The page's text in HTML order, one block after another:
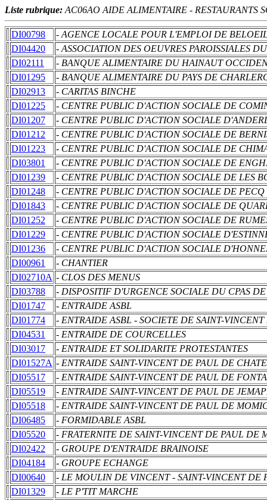
Liste rubrique: AC06AO AIDE ALIMENTAIRE - RESTAURANTS
DI00798
- AGENCE LOCALE POUR L'EMPLOI DE
DI04420
- ASSOCIATION DES OEUVRES PAROISSIALES
DI02111
- BANQUE ALIMENTAIRE DU HAINAUT
DI01295
- BANQUE ALIMENTAIRE DU PAYS DE
DI02913
- CARITAS BINCHE
DI01225
- CENTRE PUBLIC D'ACTION SOCIALE DE
DI01207
- CENTRE PUBLIC D'ACTION SOCIALE
DI01212
- CENTRE PUBLIC D'ACTION SOCIALE DE
DI01223
- CENTRE PUBLIC D'ACTION SOCIALE DE
DI03801
- CENTRE PUBLIC D'ACTION SOCIALE DE
DI01239
- CENTRE PUBLIC D'ACTION SOCIALE DE LES
DI01248
- CENTRE PUBLIC D'ACTION SOCIALE DE PECQ
DI01843
- CENTRE PUBLIC D'ACTION SOCIALE DE
DI01252
- CENTRE PUBLIC D'ACTION SOCIALE DE
DI01229
- CENTRE PUBLIC D'ACTION SOCIALE
DI01236
- CENTRE PUBLIC D'ACTION SOCIALE
DI00961
- CHANTIER
DI02710A - CLOS DES MENUS
DI03788
- DISPOSITIF D'URGENCE SOCIALE DU CPAS
DI01747
- ENTRAIDE ASBL
DI01774
- ENTRAIDE ASBL - SOCIETE DE SAINT-VINCENT
DI04531
- ENTRAIDE DE COURCELLES
DI03017
- ENTRAIDE ET SOLIDARITE PROTESTANTES
DI01527A - ENTRAIDE SAINT-VINCENT DE PAUL DE
DI05517
- ENTRAIDE SAINT-VINCENT DE PAUL DE
DI05519
- ENTRAIDE SAINT-VINCENT DE PAUL DE
DI05518
- ENTRAIDE SAINT-VINCENT DE PAUL DE
DI06485
- FORMIDABLE ASBL
DI05520
- FRATERNITE DE SAINT-VINCENT DE PAUL DE
DI02422
- GROUPE D'ENTRAIDE BRAINOISE
DI04184
- GROUPE ECHANGE
DI00640
- LE MOULIN DE VINCENT - SAINT-VINCENT DE
DI01329
- LE P'TIT MARCHE